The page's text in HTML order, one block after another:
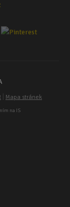
Mapa stránek
na IS